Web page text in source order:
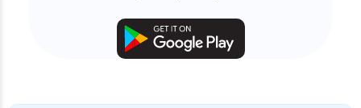
personal loan in uttar pradesh